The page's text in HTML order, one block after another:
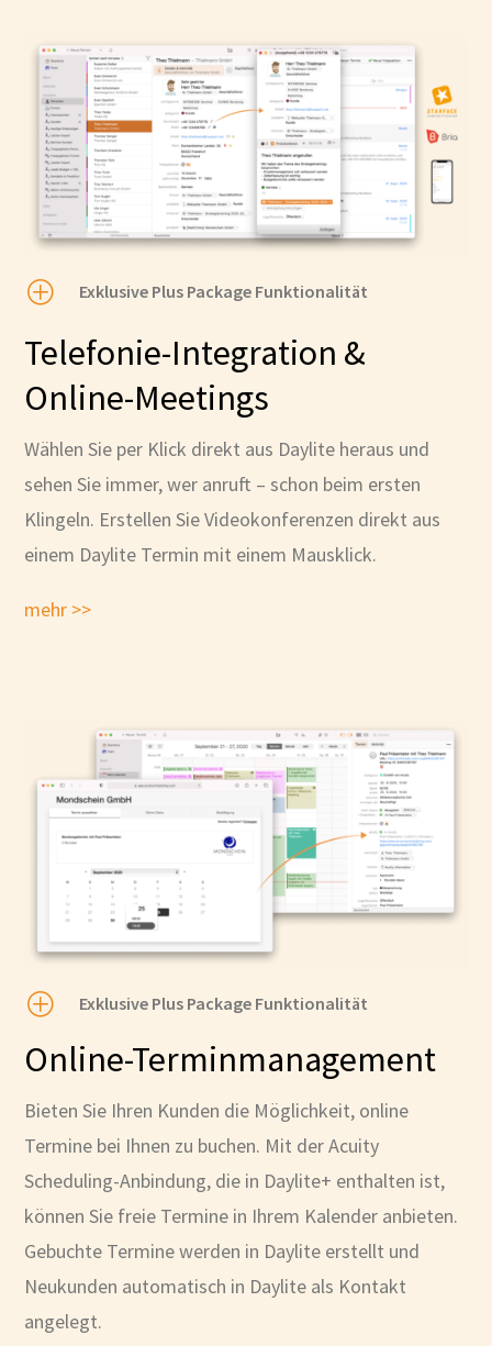
P Exklusive Plus Package Funktionalität
Telefonie-Integration &
Online-Meetings
Wählen Sie per Klick direkt aus Daylite heraus und
sehen Sie immer, wer anruft – schon beim ersten
Klingeln. Erstellen Sie Videokonferenzen direkt aus
einem Daylite Termin mit einem Mausklick.
mehr >>
P Exklusive Plus Package Funktionalität
Online-Terminmanagement
Bieten Sie Ihren Kunden die Möglichkeit, online
Termine bei Ihnen zu buchen. Mit der Acuity
Scheduling-Anbindung, die in Daylite+ enthalten ist,
können Sie freie Termine in Ihrem Kalender anbieten.
Gebuchte Termine werden in Daylite erstellt und
Neukunden automatisch in Daylite als Kontakt
angelegt.